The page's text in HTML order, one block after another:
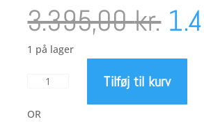
3.395,00kr.
pris
1 på lager
Sigeyi
-
Tilføj til kurv
OR